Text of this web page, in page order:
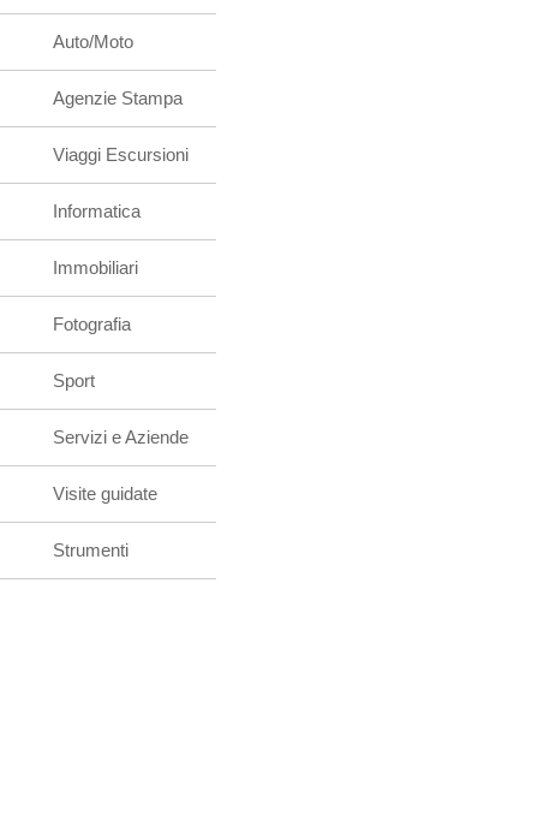
Auto/Moto
Agenzie Stampa
Viaggi Escursioni
Informatica
Immobiliari
Fotografia
Sport
Servizi e Aziende
Visite guidate
Strumenti